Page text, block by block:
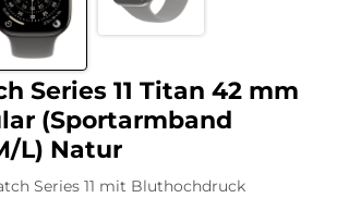
Series 11 Titan 42 mm
(Sportarmband
L) Natur
Series 11 mit Bluthochdruck